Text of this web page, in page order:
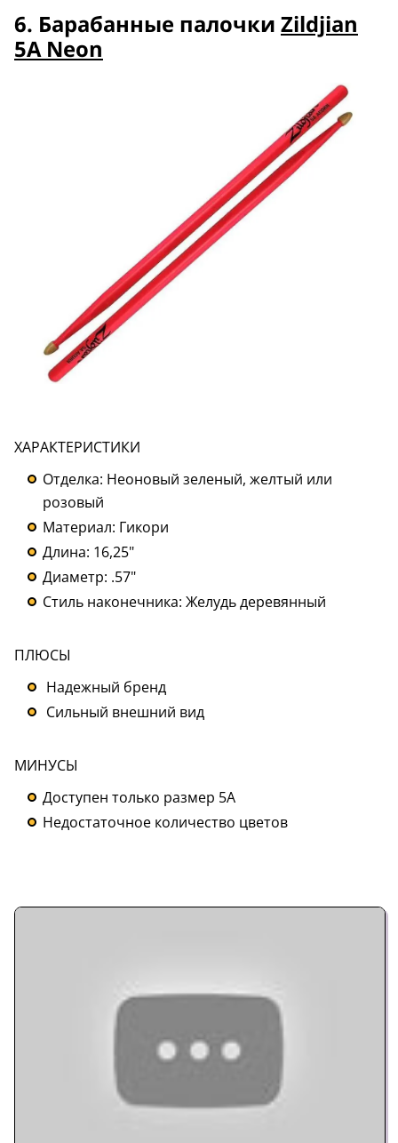
6. Барабанные палочки Zildjian
5A Neon
ХАРАКТЕРИСТИКИ
Отделка: Неоновый зеленый, желтый или
розовый
Материал: Гикори
Длина: 16,25"
Диаметр: .57"
Стиль наконечника: Желудь деревянный
ПЛЮСЫ
Надежный бренд
Сильный внешний вид
МИНУСЫ
Доступен только размер 5A
Недостаточное количество цветов